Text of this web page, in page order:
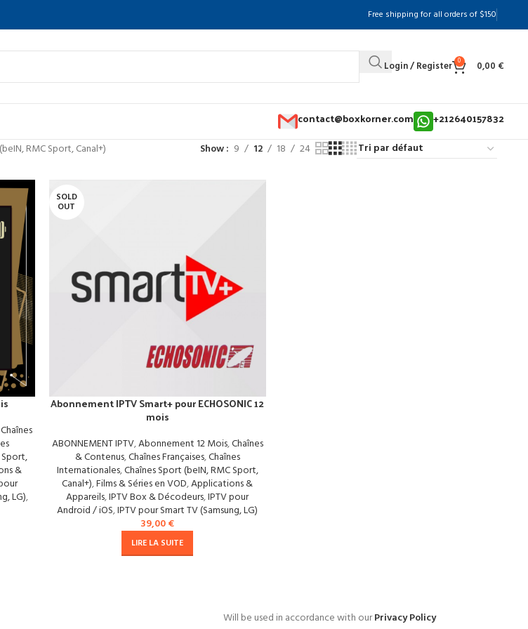
Free shipping for all orders of $150
Login / Register 0 0,00 €
contact@boxkorner.com +212640157832
RMC Sport, Canal+) Show 9 12 18 24
Chaînes
&
LG),
SOLD
OUT
Abonnement IPTV Smart+ pour ECHOSONIC 12
mois
ABONNEMENT IPTV,Abonnement 12 Mois,Chaînes
& Contenus,Chaînes Françaises,Chaînes
Internationales,Chaînes Sport (beIN, RMC Sport,
Canal+),Films & Séries en VOD,Applications &
Appareils,IPTV Box & Décodeurs,IPTV pour
Android / iOS,IPTV pour Smart TV (Samsung, LG)
39,00€
LIRE LA SUITE
Will be used in accordance with ourPrivacy Policy